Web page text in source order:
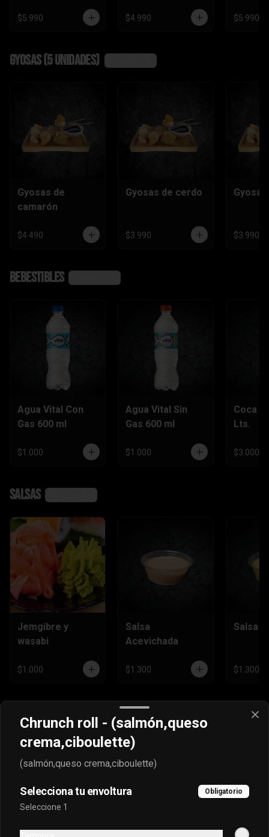
$5.990 $4.990 $5.990
Gyosas (5 unidades)
Gyosas de
camarón
$4.490
Gyosas de cerdo
$3.990 $3.990
Bebestibles
Agua Vital Con
Gas 600 ml
$1.000
Agua Vital Sin
Gas 600 ml
$1.000
Coca
Lts.
$3.000
Salsas
Jemgibre y
wasabi
$1.000
Salsa
Acevichada
$1.300
Salsa
$1.300
Conócenos
Chrunch roll - (salmón,queso
crema,ciboulette)
(salmón,queso crema,ciboulette)
Selecciona tu envoltura Obligatorio
Seleccione 1